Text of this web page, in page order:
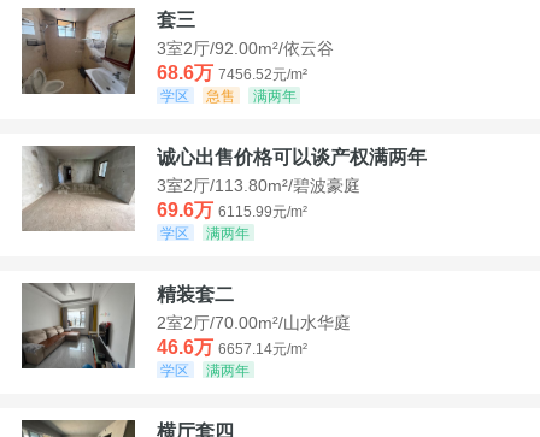
套三
3室2厅/92.00m²/依云谷
68.6万 7456.52元/m²
学区
急售 满两年
诚心出售价格可以谈产权满两年
3室2厅/113.80m²/碧波豪庭
69.6万 6115.99元/m²
学区
满两年
精装套二
2室2厅/70.00m²/山水华庭
46.6万 6657.14元/m²
学区
满两年
横厅套四